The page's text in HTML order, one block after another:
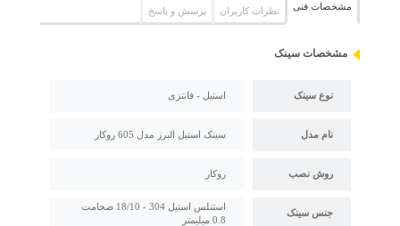
مشخصات فنی نظرات کاربران پرسش و پاسخ
مشخصات سینک
نوع سینک استیل - فانتزی
نام مدل سینک استیل البرز مدل 605 روکار
روش نصب روکار
جنس سینک
استنلس استیل 304 - 18/10 ضخامت
0.8 میلیمتر